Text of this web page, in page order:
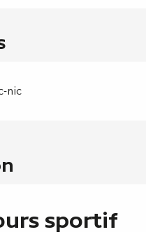
nic
sportif